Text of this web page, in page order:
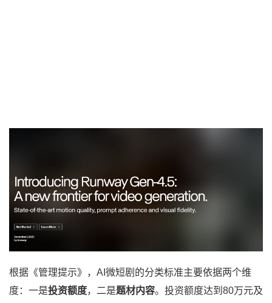
根据《管理提示》，AI微短剧的分类标准主要依据两个维
度：一是投资额度，二是题材内容。投资额度达到80万元及